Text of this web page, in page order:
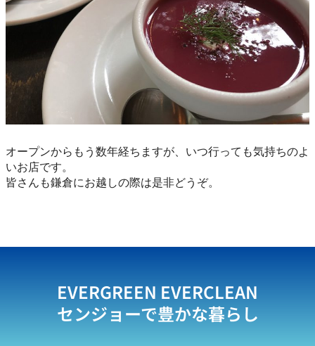
オープンからもう数年経ちますが、いつ行っても気持ちのよ
いお店です。
皆さんも鎌倉にお越しの際は是非どうぞ。
EVERGREEN EVERCLEAN
センジョーで豊かな暮らし